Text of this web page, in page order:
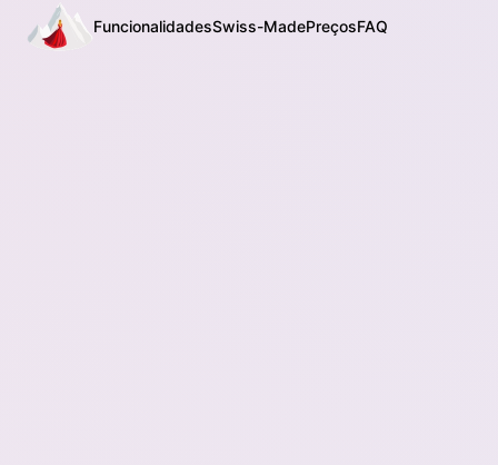
FuncionalidadesSwiss-MadePreçosFAQ